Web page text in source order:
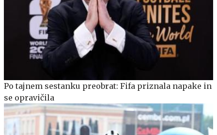
Po tajnem sestanku preobrat: Fifa priznala napake in
se opravičila